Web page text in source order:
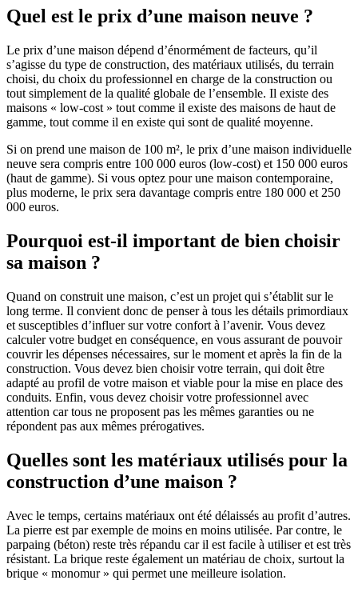
Quel est le prix d’une maison neuve ?
Le prix d’une maison dépend d’énormément de facteurs, qu’il
s’agisse du type de construction, des matériaux utilisés, du terrain
choisi, du choix du professionnel en charge de la construction ou
tout simplement de la qualité globale de l’ensemble. Il existe des
maisons « low-cost » tout comme il existe des maisons de haut de
gamme, tout comme il en existe qui sont de qualité moyenne.
Si on prend une maison de 100 m², le prix d’une maison individuelle
neuve sera compris entre 100 000 euros (low-cost) et 150 000 euros
(haut de gamme). Si vous optez pour une maison contemporaine,
plus moderne, le prix sera davantage compris entre 180 000 et 250
000 euros.
Pourquoi est-il important de bien choisir
sa maison ?
Quand on construit une maison, c’est un projet qui s’établit sur le
long terme. Il convient donc de penser à tous les détails primordiaux
et susceptibles d’influer sur votre confort à l’avenir. Vous devez
calculer votre budget en conséquence, en vous assurant de pouvoir
couvrir les dépenses nécessaires, sur le moment et après la fin de la
construction. Vous devez bien choisir votre terrain, qui doit être
adapté au profil de votre maison et viable pour la mise en place des
conduits. Enfin, vous devez choisir votre professionnel avec
attention car tous ne proposent pas les mêmes garanties ou ne
répondent pas aux mêmes prérogatives.
Quelles sont les matériaux utilisés pour la
construction d’une maison ?
Avec le temps, certains matériaux ont été délaissés au profit d’autres.
La pierre est par exemple de moins en moins utilisée. Par contre, le
parpaing (béton) reste très répandu car il est facile à utiliser et est très
résistant. La brique reste également un matériau de choix, surtout la
brique « monomur » qui permet une meilleure isolation.